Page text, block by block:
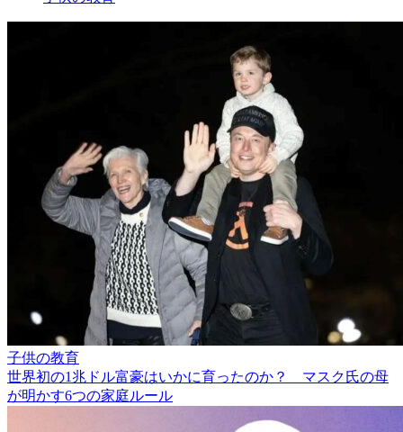
子供の教育
世界初の1兆ドル富豪はいかに育ったのか？ マスク氏の母
が明かす6つの家庭ルール